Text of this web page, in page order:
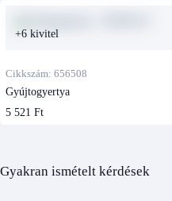
+6 kivitel
Cikkszám: 656508
Gyújtogyertya
5 521 Ft
Gyakran ismételt kérdések